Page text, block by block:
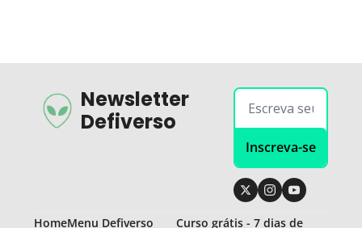
Newsletter
Defiverso
Inscreva-se
HomeMenu Defiverso Curso grátis - 7 dias de